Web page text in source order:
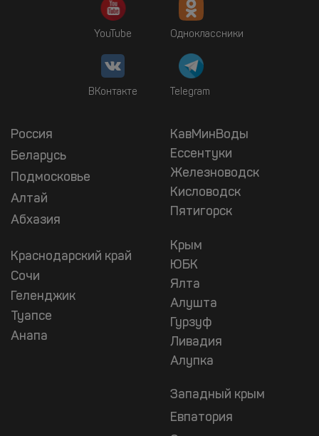
YouTube Одноклассники
ВКонтакте Telegram
Россия
Беларусь
Подмосковье
Алтай
Абхазия
Краснодарский край
Сочи
Геленджик
Туапсе
Анапа
КавМинВоды
Ессентуки
Железноводск
Кисловодск
Пятигорск
Крым
ЮБК
Ялта
Алушта
Гурзуф
Ливадия
Алупка
Западный крым
Евпатория